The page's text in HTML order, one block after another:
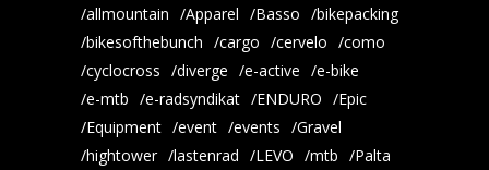
allmountain Apparel Basso
bikepacking
bikesofthebunch
cargo cervelo
como
cyclocross
diverge e-active
e-bike
e-mtb
e-radsyndikat ENDURO
Epic
Equipment
event events
Gravel
hightower
lastenrad LEVO mtb
Palta